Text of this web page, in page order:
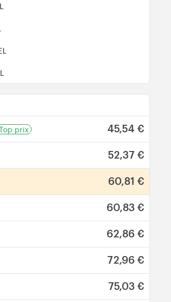
prix 45,54 €
52,37 €
60,81 €
60,83 €
62,86 €
72,96 €
75,03 €